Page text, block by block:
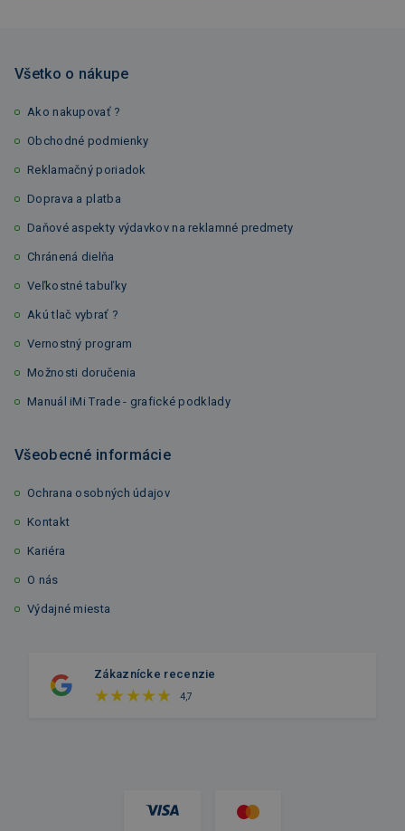
Všetko o nákupe
Ako nakupovať ?
Obchodné podmienky
Reklamačný poriadok
Doprava a platba
Daňové aspekty výdavkov na reklamné predmety
Chránená dielňa
Veľkostné tabuľky
Akú tlač vybrať ?
Vernostný program
Možnosti doručenia
Manuál iMi Trade - grafické podklady
Všeobecné informácie
Ochrana osobných údajov
Kontakt
Kariéra
O nás
Výdajné miesta
Zákaznícke recenzie
4,7